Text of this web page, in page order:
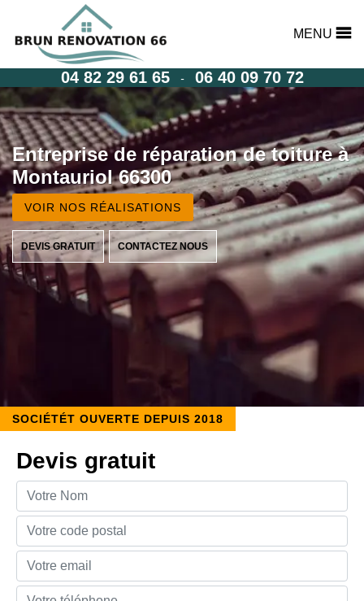
MENU
04 82 29 61 65 - 06 40 09 70 72
Entreprise de réparation de toiture à
Montauriol 66300
VOIR NOS RÉALISATIONS
DEVIS GRATUIT CONTACTEZ NOUS
SOCIÉTÉT OUVERTE DEPUIS 2018
Devis gratuit